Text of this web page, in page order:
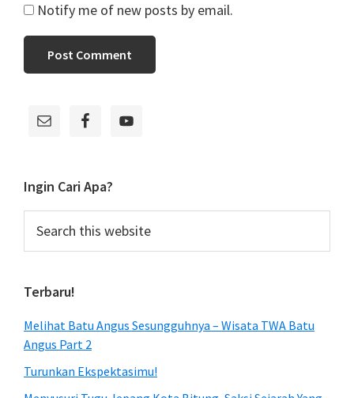
Notify me of new posts by email.
Primary
Ingin Cari Apa?
this
Terbaru!
Melihat Batu Angus Sesungguhnya – Wisata TWA Batu
Angus Part 2
Turunkan Ekspektasimu!